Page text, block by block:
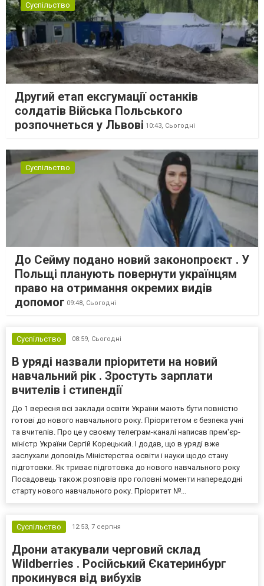
Суспільство
Другий етап ексгумації останків
солдатів Війська Польського
розпочнеться у Львові 10:43, Сьогодні
Суспільство
До Сейму подано новий законопроєкт . У
Польщі планують повернути українцям
право на отримання окремих видів
допомог 09:48, Сьогодні
Суспільство 08:59, Сьогодні
В уряді назвали пріоритети на новий
навчальний рік . Зростуть зарплати
вчителів і стипендії
До 1 вересня всі заклади освіти України мають бути повністю
готові до нового навчального року. Пріоритетом є безпека учні
та вчителів. Про це у своєму телеграм-каналі написав прем'єр-
міністр України Сергій Корецький. І додав, що в уряді вже
заслухали доповідь Міністерства освіти і науки щодо стану
підготовки. Як триває підготовка до нового навчального року
Посадовець також розповів про головні моменти напередодні
старту нового навчального року. Пріоритет №...
Суспільство 12:53, 7 серпня
Дрони атакували черговий склад
Wildberries . Російський Єкатеринбург
прокинувся від вибухів